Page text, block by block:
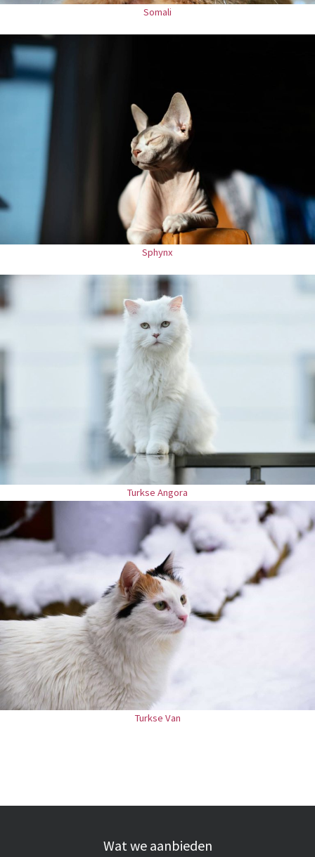
Somali
Sphynx
Turkse Angora
Turkse Van
Wat we aanbieden